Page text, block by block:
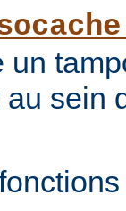
un
sein